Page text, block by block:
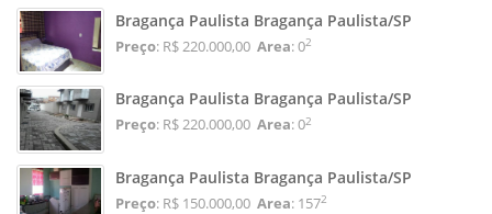
Bragança Paulista Bragança Paulista/SP
Preço: R$ 220.000,00 Area: 02
Bragança Paulista Bragança Paulista/SP
Preço: R$ 220.000,00 Area: 02
Bragança Paulista Bragança Paulista/SP
Preço: R$ 150.000,00 Area: 1572